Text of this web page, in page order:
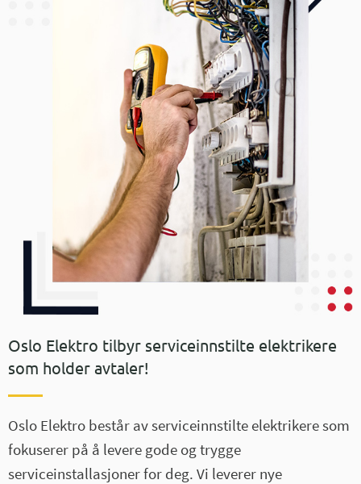
Oslo Elektro tilbyr serviceinnstilte elektrikere
som holder avtaler!
Oslo Elektro består av serviceinnstilte elektrikere som
fokuserer på å levere gode og trygge
serviceinstallasjoner for deg. Vi leverer nye